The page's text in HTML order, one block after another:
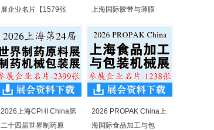
展企业名片【1579张
上海国际胶带与薄膜
2026上海CPHI China第
二十四届世界制药原
2026 PROPAK China上
海国际食品加工与包